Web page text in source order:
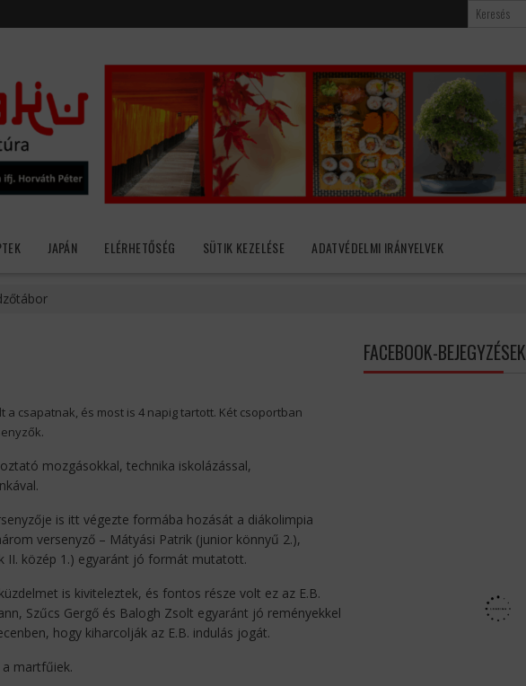
JAPÁN ELÉRHETŐSÉG SÜTIK KEZELÉSE ADATVÉDELMI IRÁNYELVEK
csapatnak, és most is 4 napig tartott. Két csoportban
mozgásokkal, technika iskolázással,
is itt végezte formába hozását a diákolimpia
versenyző – Mátyási Patrik (junior könnyű 2.),
II. közép 1.) egyaránt jó formát mutatott.
is kiviteleztek, és fontos része volt ez az E.B.
Szűcs Gergő és Balogh Zsolt egyaránt jó reményekkel
hogy kiharcolják az E.B. indulás jogát.
martfűiek.
FACEBOOK-BEJEGYZÉSEK